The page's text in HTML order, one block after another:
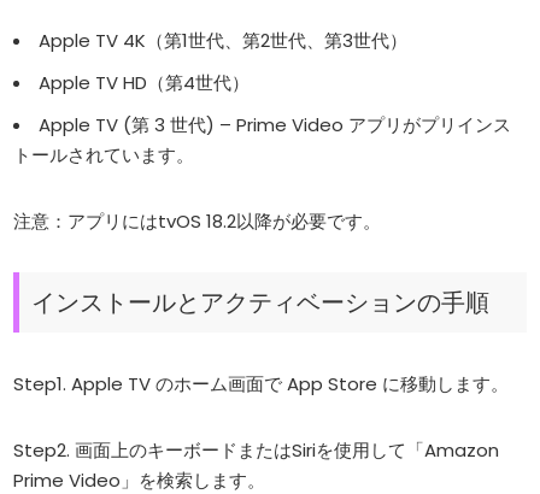
Apple TV 4K（第1世代、第2世代、第3世代）
Apple TV HD（第4世代）
Apple TV (第 3 世代) – Prime Video アプリがプリインス
トールされています。
注意：アプリにはtvOS 18.2以降が必要です。
インストールとアクティベーションの手順
Step1. Apple TV のホーム画面で App Store に移動します。
Step2. 画面上のキーボードまたはSiriを使用して「Amazon
Prime Video」を検索します。